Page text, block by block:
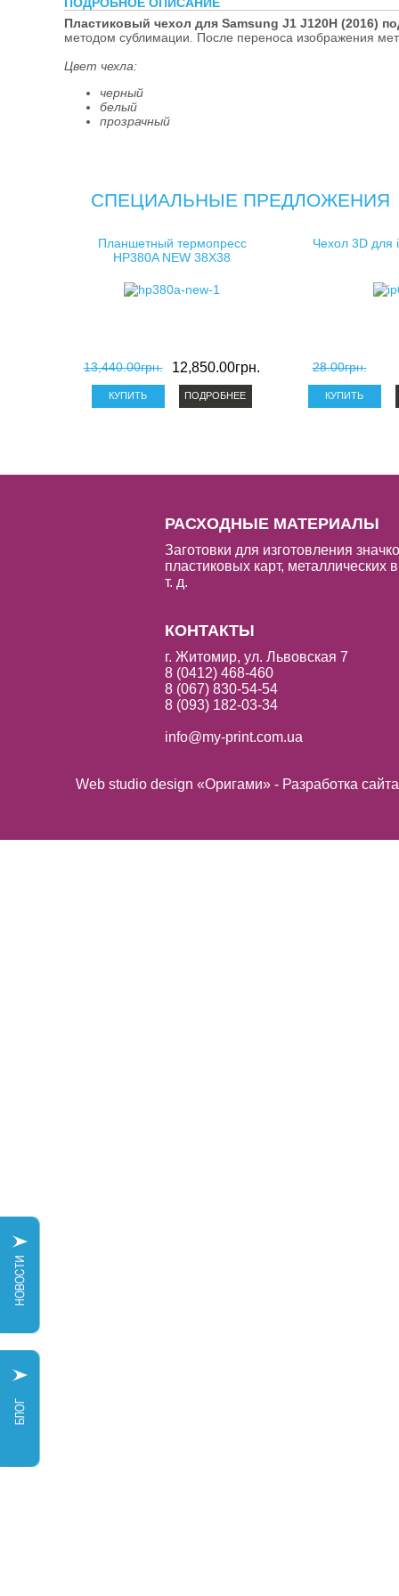
косметички
клатчи для
Пластиковый чехол для Samsung J1 J120H (2016)
методом сублимации. После переноса изображения
Цвет чехла:
черный
белый
прозрачный
СПЕЦИАЛЬНЫЕ ПРЕДЛОЖЕНИЯ
Планшетный термопресс
HP380A NEW 38X38
13,440.00грн. 12,850.00грн.
ПОДРОБНЕЕ
Чехол 3D для
28.00грн.
РАСХОДНЫЕ МАТЕРИАЛЫ
Заготовки для изготовления
пластиковых карт, металлических
т. д.
КОНТАКТЫ
г. Житомир, ул. Львовская 7
8 (0412) 468-460
8 (067) 830-54-54
8 (093) 182-03-34
info@my-print.com.ua
Web studio design «Оригами» - Разработка